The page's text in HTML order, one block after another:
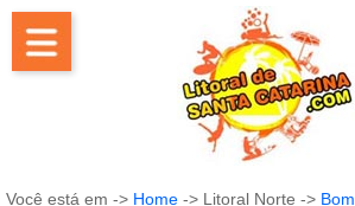
Você está em -> Home -> Litoral Norte ->